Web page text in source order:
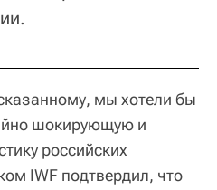
мы хотели бы
шокирующую и
российских
IWF подтвердил, что